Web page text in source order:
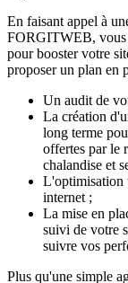
En faisant appel à
FORGITWEB, vous
pour booster votre
proposer un plan en
Un audit de
La création
long terme
offertes par le
chalandise et
L'optimisation
internet ;
La mise en
suivi de votre
suivre vos
Plus qu'une simple